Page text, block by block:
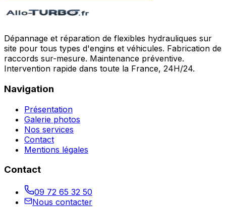
Dépannage et réparation de flexibles hydrauliques sur
site pour tous types d'engins et véhicules. Fabrication de
raccords sur-mesure. Maintenance préventive.
Intervention rapide dans toute la France, 24H/24.
Navigation
Présentation
Galerie photos
Nos services
Contact
Mentions légales
Contact
09 72 65 32 50
Nous contacter